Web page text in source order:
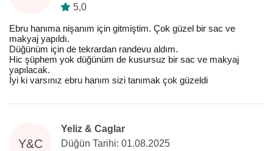
5,0
Ebru hanıma nişanım için gitmiştim. Çok güzel bir sac ve
makyaj yapıldı.
Düğünüm için de tekrardan randevu aldım.
Hic şüphem yok düğünüm de kusursuz bir sac ve makyaj
yapılacak.
İyi ki varsınız ebru hanım sizi tanımak çok güzeldi
Y&C
Yeliz & Caglar
Düğün Tarihi: 01.08.2025